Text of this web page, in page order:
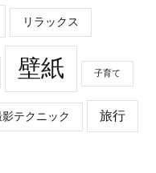
リラックス
壁紙 子育て
影テクニック 旅行